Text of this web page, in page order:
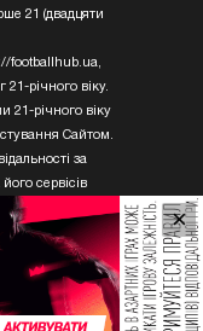
21 (двадцяти
footballhub.ua,
річного віку.
21-річного віку
Сайтом.
за
сервісів
віку.
не можуть
письмового
ЮКРЕЙН.
×